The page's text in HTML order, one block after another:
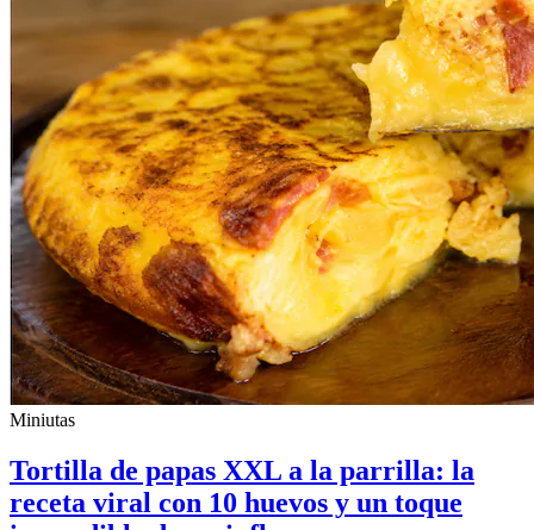
Miniutas
Tortilla de papas XXL a la parrilla: la
receta viral con 10 huevos y un toque